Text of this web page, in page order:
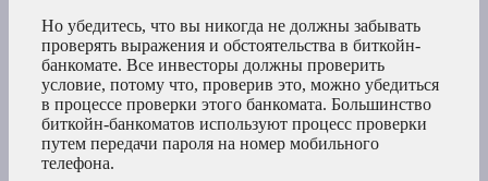
Но убедитесь, что вы никогда не должны забывать
проверять выражения и обстоятельства в биткойн-
банкомате. Все инвесторы должны проверить
условие, потому что, проверив это, можно убедиться
в процессе проверки этого банкомата. Большинство
биткойн-банкоматов используют процесс проверки
путем передачи пароля на номер мобильного
телефона.